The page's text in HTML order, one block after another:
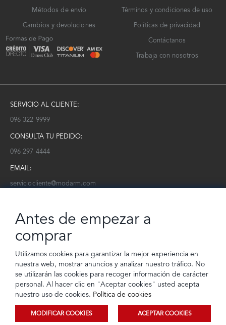
Métodos de envío
Cambios y devoluciones
Términos y condiciones de uso
Políticas de privacidad
Contáctanos
Trabaja con nosotros
SERVICIO AL CLIENTE:
096 322 9999
CONSULTA TU PEDIDO:
096 297 4444
EMAIL:
serviciocliente@modarm.com
Conoce toda la información sobre últimas colecciones, eventos y
Subscríbete a nuestro newsletter
SUSCRIBIRSE
© 2023 TIENDEC S.A | Todos los derechos reservados
Antes de empezar a
comprar
Utilizamos cookies para garantizar la mejor experiencia en
nuestra web, mostrar anuncios y analizar nuestro tráfico. No
se utilizarán las cookies para recoger información de carácter
personal. Al hacer clic en "Aceptar cookies" usted acepta
nuestro uso de cookies. Política de cookies
MODIFICAR COOKIES ACEPTAR COOKIES